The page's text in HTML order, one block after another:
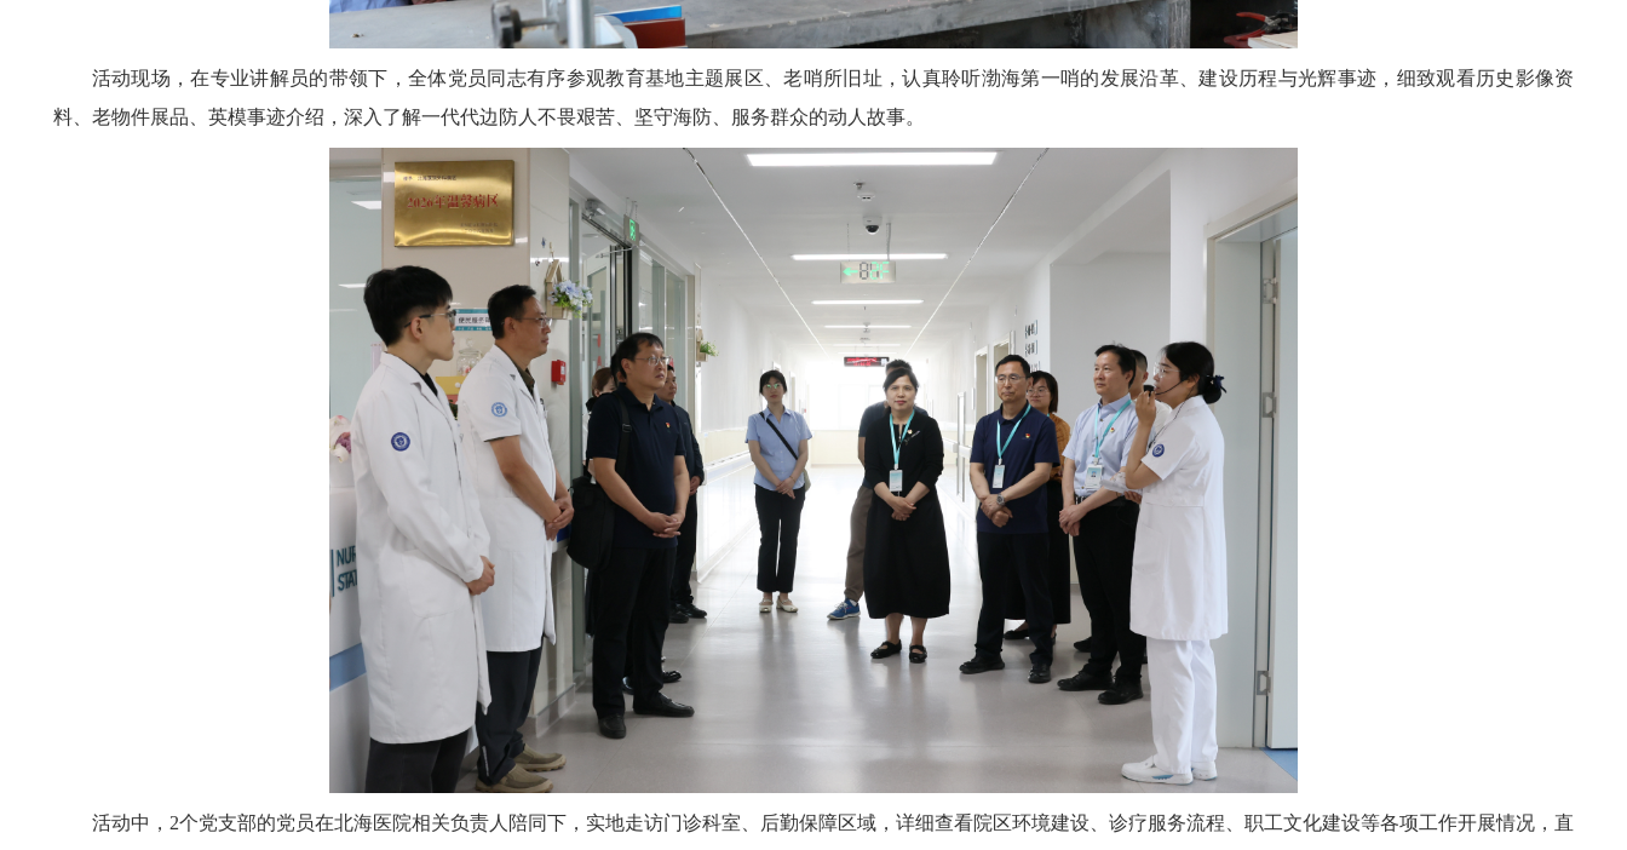
活动现场，在专业讲解员的带领下，全体党员同志有序参观教育基地主题展区、老哨所旧址，认真聆听渤海第一哨的发展沿革、建设历程与光辉事迹，细致观看历史影像资
料、老物件展品、英模事迹介绍，深入了解一代代边防人不畏艰苦、坚守海防、服务群众的动人故事。
活动中，2个党支部的党员在北海医院相关负责人陪同下，实地走访门诊科室、后勤保障区域，详细查看院区环境建设、诊疗服务流程、职工文化建设等各项工作开展情况，直